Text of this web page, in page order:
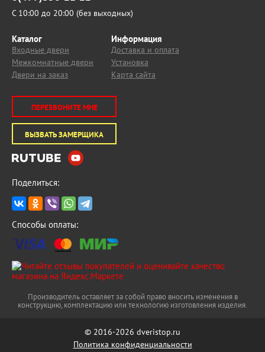
С 10:00 до 20:00 (без выходных)
Каталог
Входные двери
Межкомнатные двери
Двери на заказ
Информация
Доставка и оплата
Установка
Карта сайта
ПЕРЕЗВОНИТЕ МНЕ
ВЫЗВАТЬ ЗАМЕРЩИКА
Поделиться:
Способы оплаты:
Производитель оставляет за собой право вносить изменения в
конструкцию, комплектацию или технологию изготовления изделия.
© 2016-2026 dveristop.ru
Политика конфиденциальности